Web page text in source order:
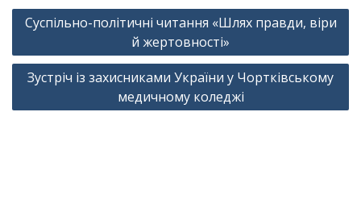
Навігація
записів
Суспільно-політичні читання «Шлях правди, віри
й жертовності»
Зустріч із захисниками України у Чортківському
медичному коледжі